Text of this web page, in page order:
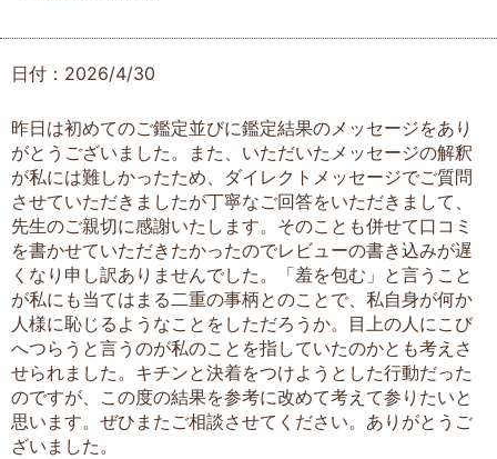
日付：2026/4/30
昨日は初めてのご鑑定並びに鑑定結果のメッセージをあり
がとうございました。また、いただいたメッセージの解釈
が私には難しかったため、ダイレクトメッセージでご質問
させていただきましたが丁寧なご回答をいただきまして、
先生のご親切に感謝いたします。そのことも併せて口コミ
を書かせていただきたかったのでレビューの書き込みが遅
くなり申し訳ありませんでした。「羞を包む」と言うこと
が私にも当てはまる二重の事柄とのことで、私自身が何か
人様に恥じるようなことをしただろうか。目上の人にこび
へつらうと言うのが私のことを指していたのかとも考えさ
せられました。キチンと決着をつけようとした行動だった
のですが、この度の結果を参考に改めて考えて参りたいと
思います。ぜひまたご相談させてください。ありがとうご
ざいました。